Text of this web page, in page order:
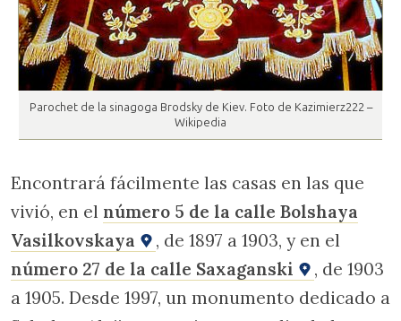
Parochet de la sinagoga Brodsky de Kiev. Foto de Kazimierz222 –
Wikipedia
Encontrará fácilmente las casas en las que
vivió, en el número 5 de la calle Bolshaya
Vasilkovskaya
, de 1897 a 1903, y en el
número 27 de la calle Saxaganski
, de 1903
a 1905. Desde 1997, un monumento dedicado a